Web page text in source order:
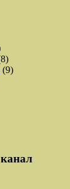
(9)